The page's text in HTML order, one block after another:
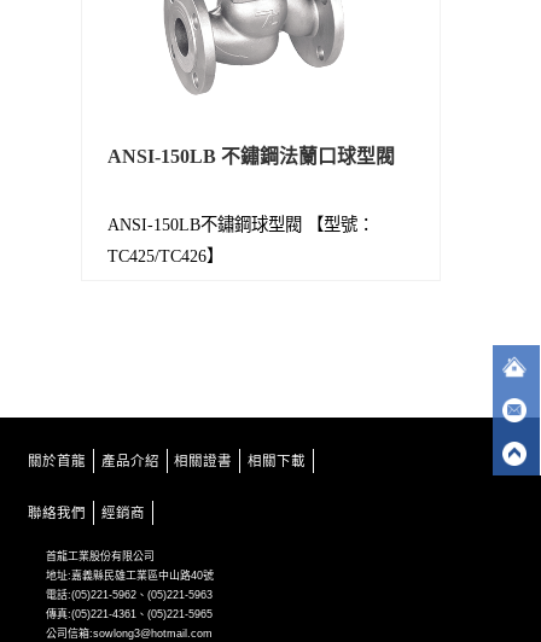
ANSI-150LB 不鏽鋼法蘭口球型閥
ANSI-150LB不鏽鋼球型閥 【型號：
TC425/TC426】
關於首龍 產品介紹 相關證書 相關下載
聯絡我們 經銷商
首龍工業股份有限公司
地址:嘉義縣民雄工業區中山路40號
電話:(05)221-5962、(05)221-5963
傳真:(05)221-4361、(05)221-5965
公司信箱:sowlong3@hotmail.com